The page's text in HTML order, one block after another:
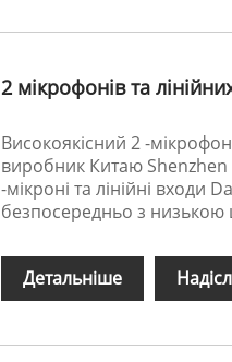
2 мікрофонів та
Високоякісний 2 -
виробник Китаю Shenzhen
-мікроні та лінійні входи
безпосередньо з низькою
Детальніше